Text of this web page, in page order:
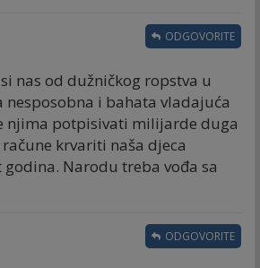
nas od dužničkog ropstva u
nesposobna i bahata vladajuća
njima potpisivati milijarde duga
krvariti naša djeca
Narodu treba vođa sa
ODGOVORITE
ODGOVORITE